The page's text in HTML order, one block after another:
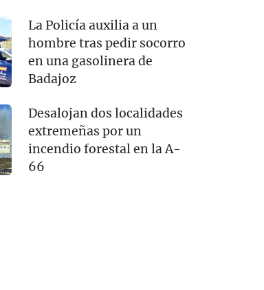
La Policía auxilia a un
hombre tras pedir socorro
en una gasolinera de
Badajoz
Desalojan dos localidades
extremeñas por un
incendio forestal en la A-
66